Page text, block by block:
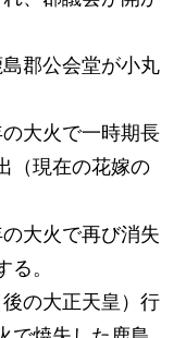
郡公会堂が小丸
大火で一時期長
（現在の花嫁の
大火で再び消失
。
の大正天皇）行